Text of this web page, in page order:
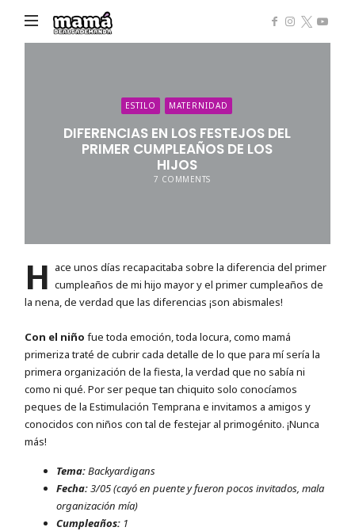
de
Demanda
ESTILO MATERNIDAD
DIFERENCIAS EN LOS FESTEJOS DEL
PRIMER CUMPLEAÑOS DE LOS
HIJOS
7 COMMENTS
H ace unos días recapacitaba sobre la diferencia del primer
cumpleaños de mi hijo mayor y el primer cumpleaños de
la nena, de verdad que las diferencias ¡son abismales!
Con el niño fue toda emoción, toda locura, como mamá
primeriza traté de cubrir cada detalle de lo que para mí sería la
primera organización de la fiesta, la verdad que no sabía ni
como ni qué. Por ser peque tan chiquito solo conocíamos
peques de la Estimulación Temprana e invitamos a amigos y
conocidos con niños con tal de festejar al primogénito. ¡Nunca
más!
Tema:Backyardigans
Fecha:3/05 (cayó en puente y fueron pocos invitados, mala
organización mía)
Cumpleaños: 1